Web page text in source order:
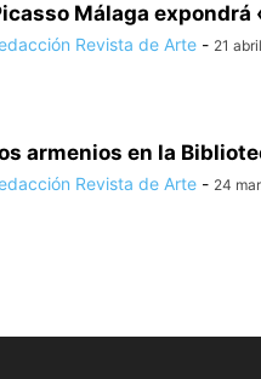
Málaga
Revista de Arte - 21
armenios en la
Revista de Arte - 24